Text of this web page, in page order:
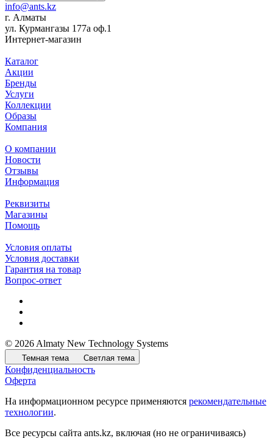
info@ants.kz
г. Алматы
ул. Курмангазы 177а оф.1
Интернет-магазин
Каталог
Акции
Бренды
Услуги
Коллекции
Образы
Компания
О компании
Новости
Отзывы
Информация
Реквизиты
Магазины
Помощь
Условия оплаты
Условия доставки
Гарантия на товар
Вопрос-ответ
© 2026 Almaty New Technology Systems
Темная тема Светлая тема
Конфиденциальность
Оферта
На информационном ресурсе применяются рекомендательные
технологии.
Все ресурсы сайта ants.kz, включая (но не ограничиваясь)